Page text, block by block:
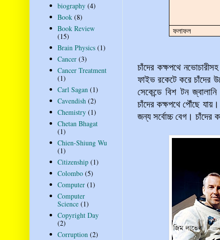
ফলাফল
চাঁদের কক্ষপথে
ফাইভ রকেটে করে চাঁদের
সেকেন্ডে বিশ টন
চাঁদের কক্ষপথে পৌঁছে
জন্য সর্বোচ্চ বেগ। চাঁদের
biography (4)
Book (8)
Book Review
(15)
Brain Physics (1)
Cancer (3)
Cancer Treatment
(1)
Carl Sagan (1)
Cavendish (2)
Chemistry (1)
Chetan Bhagat
(1)
Chien-Shiung Wu
(1)
Citizenship (1)
Colombo (5)
Computer (1)
Computer
Science (1)
Copyright Day
(2)
Corruption (2)